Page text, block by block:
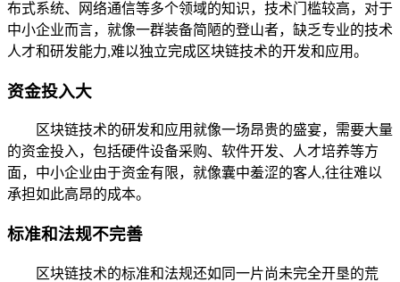
布式系统、网络通信等多个领域的知识，技术门槛较高，对于
中小企业而言，就像一群装备简陋的登山者，缺乏专业的技术
人才和研发能力,难以独立完成区块链技术的开发和应用。
资金投入大
区块链技术的研发和应用就像一场昂贵的盛宴，需要大量
的资金投入，包括硬件设备采购、软件开发、人才培养等方
面，中小企业由于资金有限，就像囊中羞涩的客人,往往难以
承担如此高昂的成本。
标准和法规不完善
区块链技术的标准和法规还如同一片尚未完全开垦的荒